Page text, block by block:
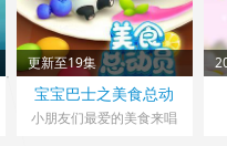
更新至19集
宝宝巴士之美食总动
员
小朋友们最爱的美食来唱